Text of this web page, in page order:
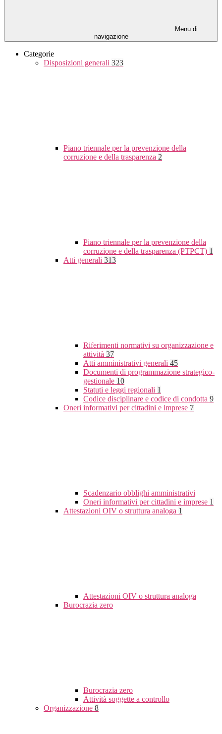
Menu di
navigazione
Categorie
Disposizioni generali 323
Piano triennale per la prevenzione della
corruzione e della trasparenza 2
Piano triennale per la prevenzione della
corruzione e della trasparenza (PTPCT) 1
Atti generali 313
Riferimenti normativi su organizzazione e
attività 37
Atti amministrativi generali 45
Documenti di programmazione strategico-
gestionale 10
Statuti e leggi regionali 1
Codice disciplinare e codice di condotta 9
Oneri informativi per cittadini e imprese 7
Scadenzario obblighi amministrativi
Oneri informativi per cittadini e imprese 1
Attestazioni OIV o struttura analoga 1
Attestazioni OIV o struttura analoga
Burocrazia zero
Burocrazia zero
Attività soggette a controllo
Organizzazione 8